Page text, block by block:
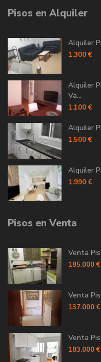
Pisos en Alquiler
Alquiler
1.300 €
Alquiler
Va...
1.100 €
Alquiler
1.500 €
Alquiler
1.990 €
Pisos en Venta
Venta
185.000 €
Venta
137.000 €
Venta
183.000 €